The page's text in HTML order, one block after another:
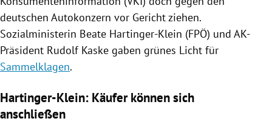
deutschen Autokonzern vor Gericht ziehen.
Sozialministerin Beate Hartinger-Klein (FPÖ) und AK-
Präsident Rudolf Kaske gaben grünes Licht für
Sammelklagen.
Hartinger-Klein: Käufer können sich
anschließen